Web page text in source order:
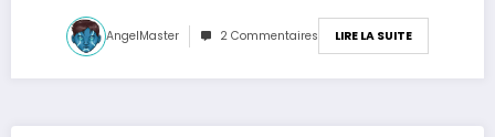
AngelMaster 2 Commentaires LIRE LA SUITE